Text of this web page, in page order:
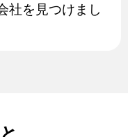
社を見つけまし